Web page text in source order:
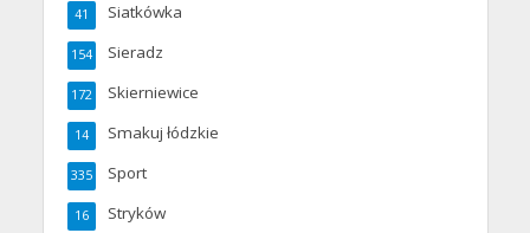
Siatkówka
41
Sieradz
154
Skierniewice
172
Smakuj łódzkie
14
Sport
335
Stryków
16